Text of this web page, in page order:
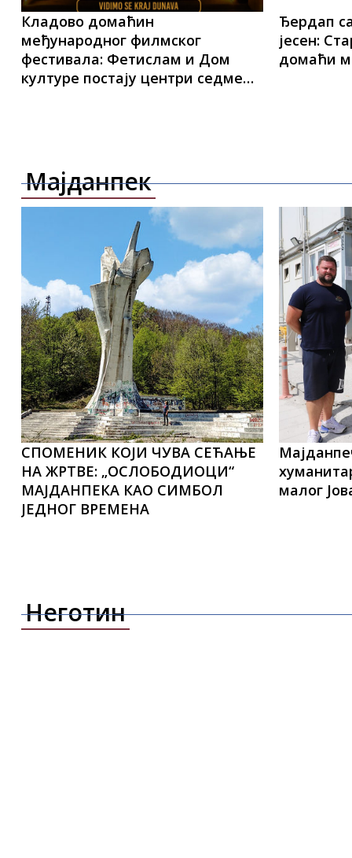
Кладово домаћин
међународног филмског
фестивала: Фетислам и Дом
културе постају центри седме
Ђердап
јесен:
домаћи
Мајданпек
СПОМЕНИК КОЈИ ЧУВА СЕЋАЊЕ
НА ЖРТВЕ: „ОСЛОБОДИОЦИ“
МАЈДАНПЕКА КАО СИМБОЛ
ЈЕДНОГ ВРЕМЕНА
малог
Неготин